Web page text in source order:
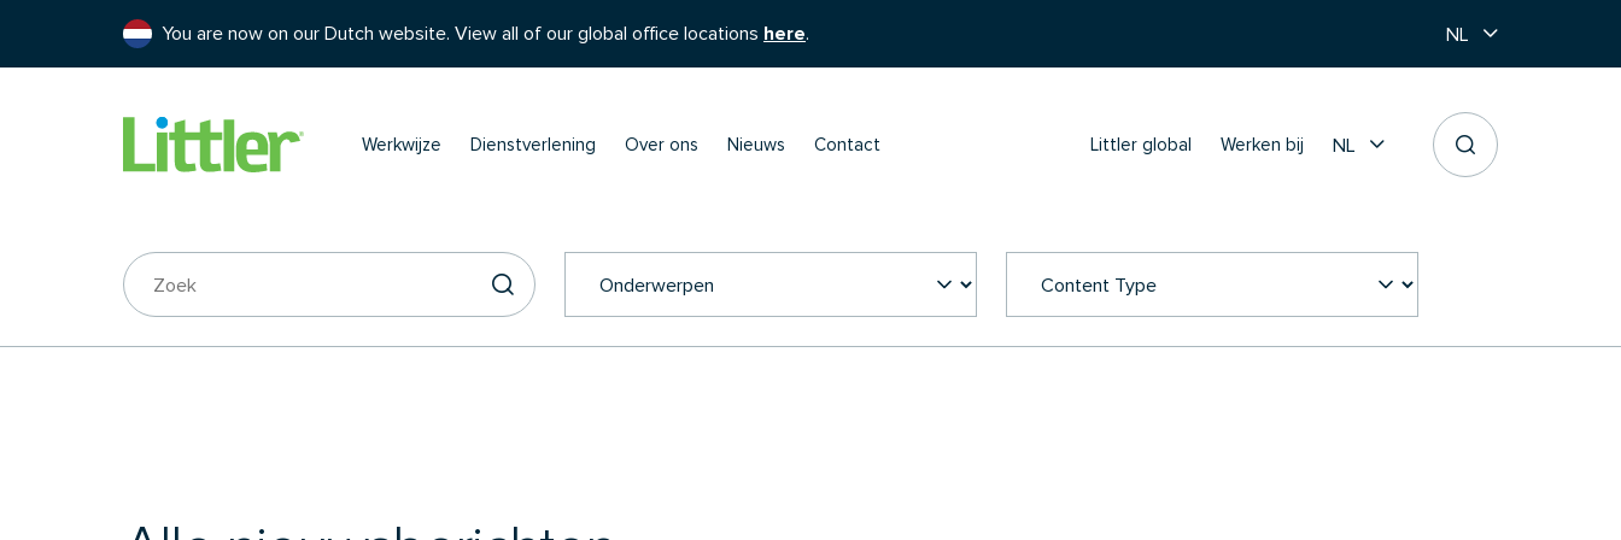
You are now on our Dutch website. View all of our global office locations here. NL
Werkwijze Dienstverlening Over ons Nieuws Contact Littler global Werken bij NL